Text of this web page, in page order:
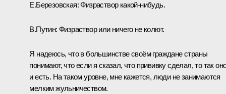
Е.Березовская:Физраствор какой-нибудь.
В.Путин: Физраствор или ничего не колют.
Я надеюсь, что в большинстве своём граждане страны
понимают, что если я сказал, что прививку сделал, то так
и есть. На таком уровне, мне кажется, люди не занимаются
мелким жульничеством.